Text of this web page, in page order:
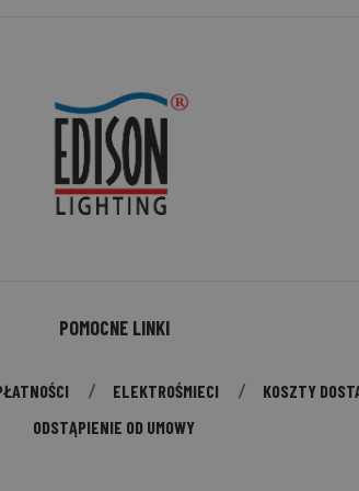
POMOCNE LINKI
ELEKTROŚMIECI KOSZTY
ODSTĄPIENIE OD UMOWY